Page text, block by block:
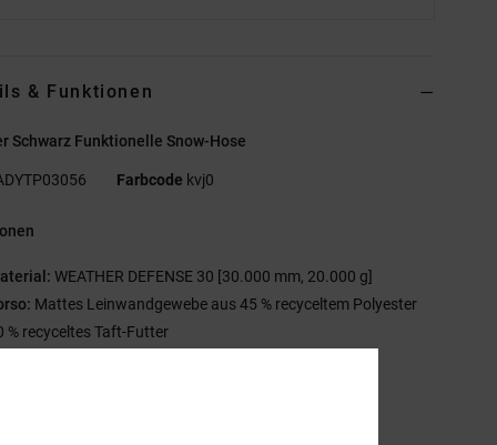
& Funktionen
Schwarz Funktionelle Snow-Hose
Farbcode kvj0
WEATHER DEFENSE 30 [30.000 mm, 20.000 g]
Mattes Leinwandgewebe aus 45 % recyceltem Polyester
% recyceltes Taft-Futter